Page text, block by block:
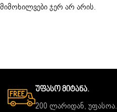
მიმოხილვები ჯერ არ არის.
Უფასო Მიტანა.
200 ლარიდან, უფასოა.